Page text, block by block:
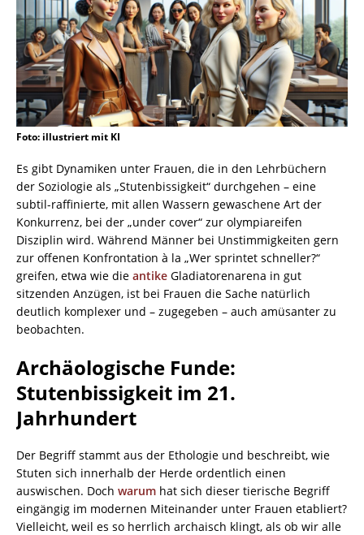
Foto: illustriert mit KI
Es gibt Dynamiken unter Frauen, die in den Lehrbüchern
der Soziologie als „Stutenbissigkeit“ durchgehen – eine
subtil-raffinierte, mit allen Wassern gewaschene Art der
Konkurrenz, bei der „under cover“ zur olympiareifen
Disziplin wird. Während Männer bei Unstimmigkeiten gern
zur offenen Konfrontation à la „Wer sprintet schneller?“
greifen, etwa wie die antike Gladiatorenarena in gut
sitzenden Anzügen, ist bei Frauen die Sache natürlich
deutlich komplexer und – zugegeben – auch amüsanter zu
beobachten.
Archäologische Funde:
Stutenbissigkeit im 21.
Jahrhundert
Der Begriff stammt aus der Ethologie und beschreibt, wie
Stuten sich innerhalb der Herde ordentlich einen
auswischen. Doch warum hat sich dieser tierische Begriff
eingängig im modernen Miteinander unter Frauen etabliert?
Vielleicht, weil es so herrlich archaisch klingt, als ob wir alle